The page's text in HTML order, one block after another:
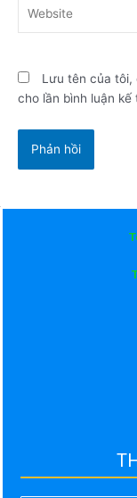
Lưu tên của tôi,
cho lần bình luận kế